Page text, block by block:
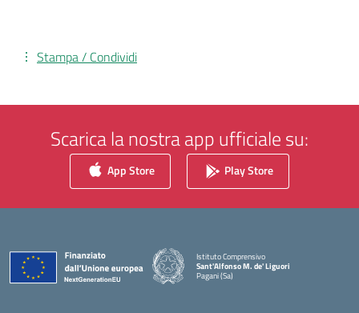
Stampa / Condividi
Scarica la nostra app ufficiale su:
App Store Play Store
Istituto Comprensivo
Sant'Alfonso M. de' Liguori
Pagani (Sa)
— Visita la pagina iniziale della scuola